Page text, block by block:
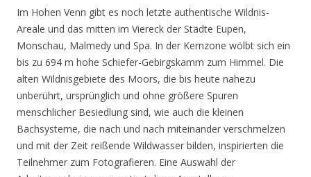
Im Hohen Venn gibt es noch letzte authentische Wildnis-
Areale und das mitten im Viereck der Städte Eupen,
Monschau, Malmedy und Spa. In der Kernzone wölbt sich ein
bis zu 694 m hohe Schiefer-Gebirgskamm zum Himmel. Die
alten Wildnisgebiete des Moors, die bis heute nahezu
unberührt, ursprünglich und ohne größere Spuren
menschlicher Besiedlung sind, wie auch die kleinen
Bachsysteme, die nach und nach miteinander verschmelzen
und mit der Zeit reißende Wildwasser bilden, inspirierten die
Teilnehmer zum Fotografieren. Eine Auswahl der